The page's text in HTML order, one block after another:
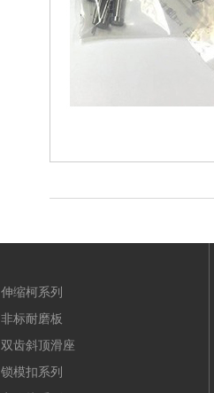
伸缩柯系列
非标耐磨板
双齿斜顶滑座
锁模扣系列